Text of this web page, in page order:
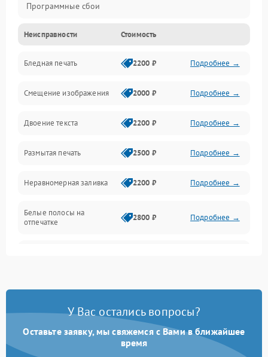
Программные сбои
Программные ошибки
Картриджи и расходники
Механика и узлы
Подключение и интерфейсы
Панель управления и индикация
Режим работы
Питание и запуск
Неисправности Стоимость
Бледная печать 2200 ₽ Подробнее →
Смещение изображения 2000 ₽ Подробнее →
Двоение текста 2200 ₽ Подробнее →
Размытая печать 2500 ₽ Подробнее →
Неравномерная заливка 2200 ₽ Подробнее →
Белые полосы на
отпечатке
2800 ₽ Подробнее →
У Вас остались вопросы?
Оставьте заявку, мы свяжемся с Вами в ближайшее
время